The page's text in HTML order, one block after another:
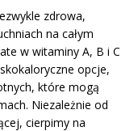
zdrowa,
na całym
w witaminy A, B i C
opcje,
które mogą
Niezależnie od
cierpimy na